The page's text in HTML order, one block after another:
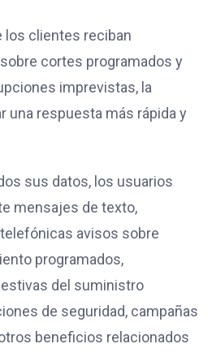
los clientes reciban
cortes programados y
imprevistas, la
una respuesta más rápida y
sus datos, los usuarios
mensajes de texto,
avisos sobre
programados,
del suministro
de seguridad, campañas
beneficios relacionados